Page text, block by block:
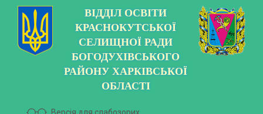
ВІДДІЛ ОСВІТИ
КРАСНОКУТСЬКОЇ
СЕЛИЩНОЇ РАДИ
БОГОДУХІВСЬКОГО
РАЙОНУ ХАРКІВСЬКОЇ
ОБЛАСТІ